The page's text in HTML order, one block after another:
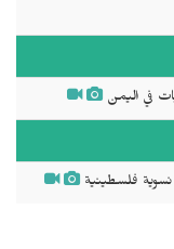
في اليمن
فلسطينية